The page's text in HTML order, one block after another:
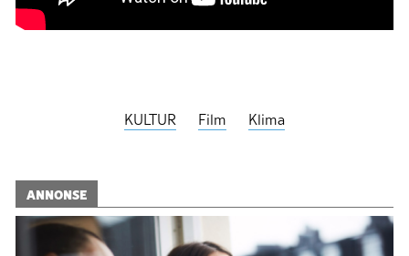
KULTUR Film Klima
ANNONSE